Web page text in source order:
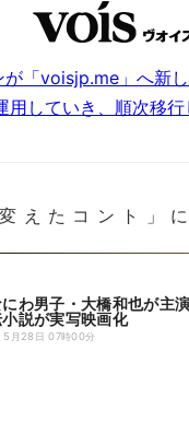
「voisjp.me」へ新
用していき、順次移行
えたコント」
わ男子・大橋和也が主
説が実写映画化
5月28日 07時00分